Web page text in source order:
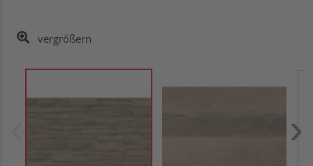
vergrößern